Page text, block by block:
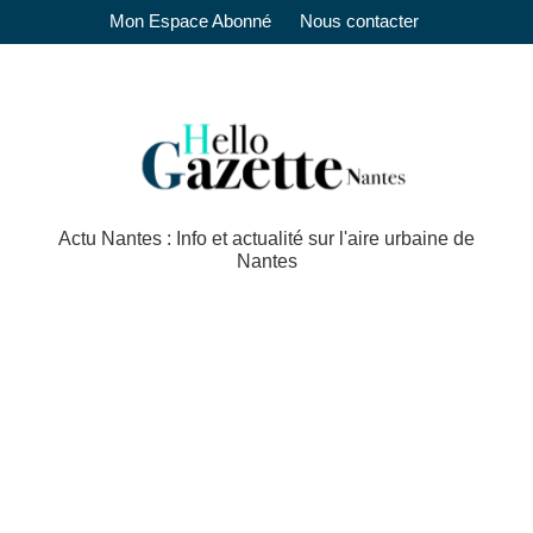
Mon Espace Abonné Nous contacter
Actu Nantes : Info et actualité sur l'aire urbaine de
Nantes